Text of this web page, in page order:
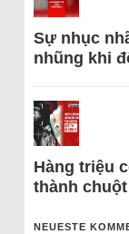
Sự nhục
nhũng khi
Hàng triệu
thành
NEUESTE